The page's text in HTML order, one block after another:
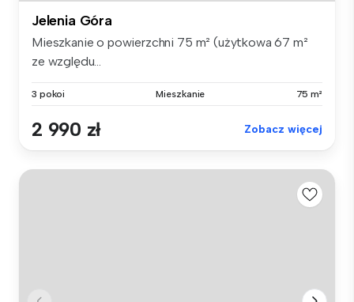
Jelenia Góra
Mieszkanie o powierzchni 75 m² (użytkowa 67 m²
ze względu...
3 pokoi Mieszkanie 75 m²
2 990 zł Zobacz więcej